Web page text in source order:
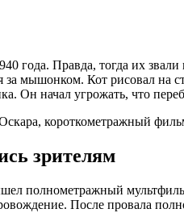
года. Правда, тогда их
за мышонком. Кот рисовал
Он начал угрожать, что
короткометражный
зрителям
полнометражный
После провала